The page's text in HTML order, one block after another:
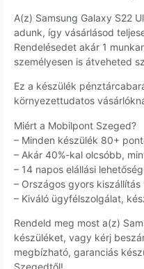
A(z) Samsung Galaxy S22
adunk, így vásárlásod
Rendelésedet akár 1
személyesen is átveheted
Ez a készülék
környezettudatos
Miért a Mobilpont Szeged?
– Minden készülék 80+
– Akár 40%-kal olcsóbb,
– 14 napos elállási lehetőség
– Országos gyors
– Kiváló ügyfélszolgálat,
Rendeld meg most a(z)
készüléket, vagy kérj
megbízható, garanciás
Szegedtől!